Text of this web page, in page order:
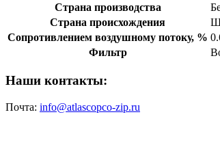
Страна производства
Страна происхождения
Сопротивлением воздушному потоку, %
Фильтр
Наши контакты:
Почта: info@atlascopco-zip.ru